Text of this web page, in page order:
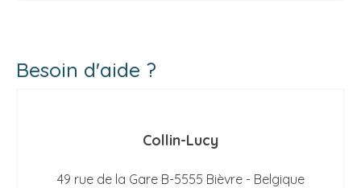
Besoin d'aide ?
Collin-Lucy
49 rue de la Gare B-5555 Bièvre - Belgique